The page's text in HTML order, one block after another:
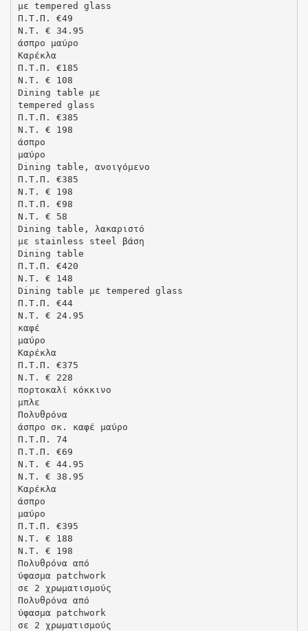
με tempered glass
Π.Τ.Π. €49
N.T. € 34.95
άσπρο μαύρο
Kαρέκλα
Π.Τ.Π. €185
N.T. € 108
Dining table με
tempered glass
Π.Τ.Π. €385
N.T. € 198
άσπρο
μαύρο
Dining table, ανοιγόμενο
Π.Τ.Π. €385
N.T. € 198
Π.Τ.Π. €98
N.T. € 58
Dining table, λακαριστό
με stainless steel βάση
Dining table
Π.Τ.Π. €420
N.T. € 148
Dining table με tempered glass
Π.Τ.Π. €44
N.T. € 24.95
καφέ
μαύρο
Kαρέκλα
Π.Τ.Π. €375
N.T. € 228
πορτοκαλί κόκκινο
μπλε
Πολυθρόνα
άσπρο σκ. καφέ μαύρο
Π.Τ.Π. 74
Π.Τ.Π. €69
N.T. € 44.95
N.T. € 38.95
Kαρέκλα
άσπρο
μαύρο
Π.Τ.Π. €395
N.T. € 188
N.T. € 198
Πολυθρόνα από
ύφασμα patchwork
σε 2 χρωματισμούς
Πολυθρόνα από
ύφασμα patchwork
σε 2 χρωματισμούς